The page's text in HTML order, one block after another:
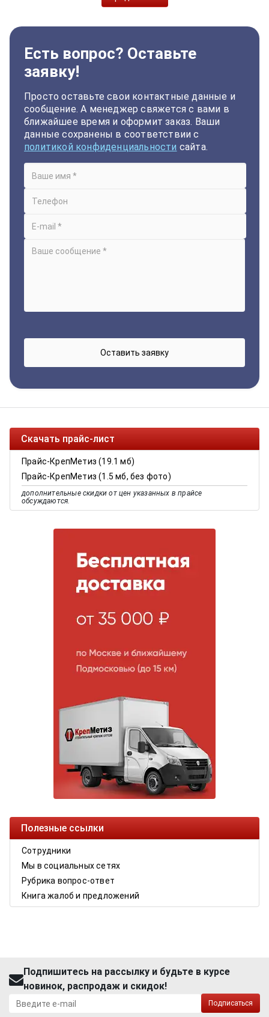
Есть вопрос? Оставьте
заявку!
Просто оставьте свои контактные данные и
сообщение. А менеджер свяжется с вами в
ближайшее время и оформит заказ. Ваши
данные сохранены в соответствии с
политикой конфиденциальности сайта.
Скачать прайс-лист
Прайс-КрепМетиз (19.1 мб)
Прайс-КрепМетиз (1.5 мб, без фото)
дополнительные скидки от цен указанных в прайсе
обсуждаются.
Полезные ссылки
Сотрудники
Мы в социальных сетях
Рубрика вопрос-ответ
Книга жалоб и предложений
Подпишитесь на рассылку и будьте в курсе
новинок, распродаж и скидок!
Подписаться